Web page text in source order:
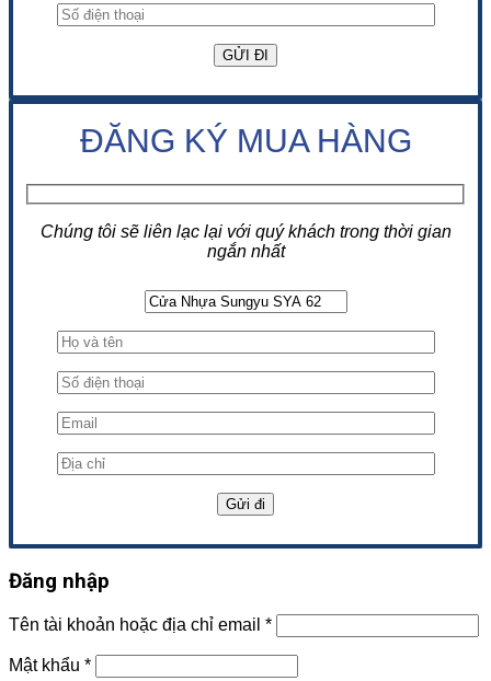
ĐĂNG KÝ MUA HÀNG
Chúng tôi sẽ liên lạc lại với quý khách trong thời gian
ngắn nhất
Đăng nhập
Tên tài khoản hoặc địa chỉ email *
Mật khẩu *